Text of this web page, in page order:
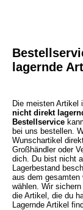
lagernde
Die meisten Artikel
nicht direkt
Bestellservice
bei uns bestellen.
Wunschartikel
Großhändler oder
dich. Du bist nicht
Lagerbestand
aus dem gesamten
wählen. Wir
die Artikel, die du
Lagernde Artikel